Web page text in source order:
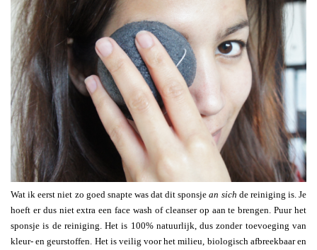
Wat ik eerst niet zo goed snapte was dat dit sponsjean sich de reiniging is. Je
hoeft er dus niet extra een face wash of cleanser op aan te brengen. Puur het
sponsje is de reiniging. Het is 100% natuurlijk, dus zonder toevoeging van
kleur- en geurstoffen. Het is veilig voor het milieu, biologisch afbreekbaar en